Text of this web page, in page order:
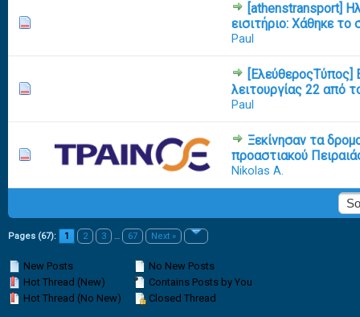
[athenstransport]
εισιτήριο: Χάθηκε το
Paul
0 Vote(s) - 0 out of 5 in Average
[ΕλεύθεροςΤύπος]
λειτουργίας 22 από
Paul
0 Vote(s) - 0 out of 5 in Average
Ξεκίνησαν τα
προαστιακού
Nikolas A.
0 Vote(s) - 0 out of 5 in Average
1 2345
Pages (67): 1 2 3 … 67 Next »
New Posts
Hot Thread (New)
Hot Thread (No New)
No New Posts
Contains Posts by You
Closed Thread